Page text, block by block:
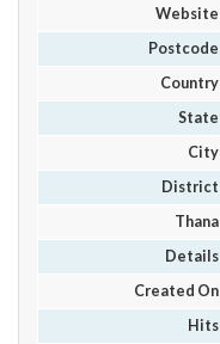
Website
Postcode
Country
State
City
District
Thana
Details
Created On
Hits